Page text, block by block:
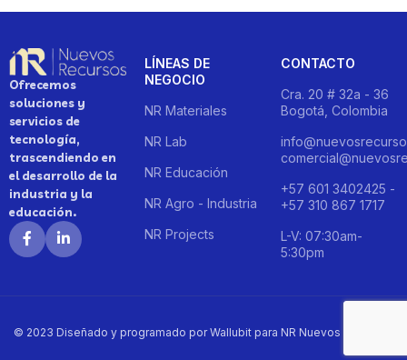
Ofrecemos
soluciones y
servicios de
tecnología,
trascendiendo en
el desarrollo de la
industria y la
educación.
LÍNEAS DE
NEGOCIO
NR Materiales
NR Lab
NR Educación
NR Agro - Industria
NR Projects
CONTACTO
Cra. 20 # 32a - 36
Bogotá, Colombia
+57 601 3402425 -
+57 310 867 1717
L-V: 07:30am-
5:30pm
© 2023 Diseñado y programado por Wallubit para NR Nuevos Recursos